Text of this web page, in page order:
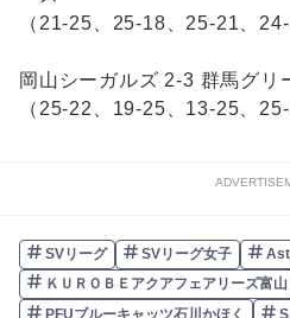
（21-25、25-18、25-21、
岡山シーガルズ 2-3 群馬グリ
（25-22、19-25、13-25、
SVリーグ SVリーグ女子
ＫＵＲＯＢＥアクアフェアリーズ富山
PFUブルーキャッツ石川かほく